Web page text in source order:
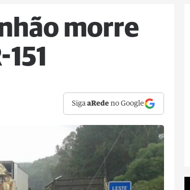
morre
SigaaRede no Google